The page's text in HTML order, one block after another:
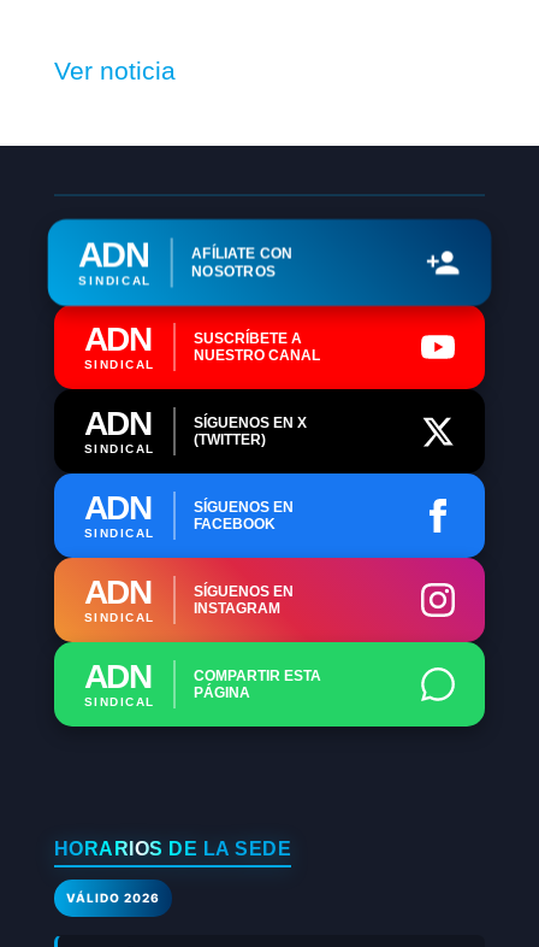
Ver noticia
ADN
SINDICAL
AFÍLIATE CON
NOSOTROS
ADN
SINDICAL
SUSCRÍBETE A
NUESTRO CANAL
ADN
SINDICAL
SÍGUENOS EN X
(TWITTER)
ADN
SINDICAL
SÍGUENOS EN
FACEBOOK
ADN
SINDICAL
SÍGUENOS EN
INSTAGRAM
ADN
SINDICAL
COMPARTIR ESTA
PÁGINA
HORARIOS DE LA SEDE
VÁLIDO 2026